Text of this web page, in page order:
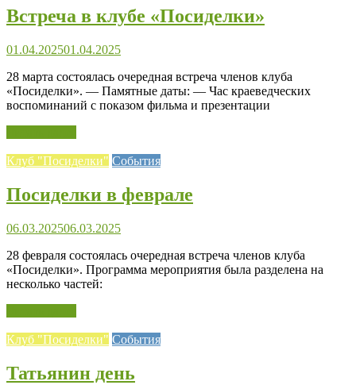
Встреча в клубе «Посиделки»
01.04.202501.04.2025
28 марта состоялась очередная встреча членов клуба
«Посиделки». — Памятные даты: — Час краеведческих
воспоминаний с показом фильма и презентации
Клуб "Посиделки" События
Посиделки в феврале
06.03.202506.03.2025
28 февраля состоялась очередная встреча членов клуба
«Посиделки». Программа мероприятия была разделена на
несколько частей:
Клуб "Посиделки" События
Татьянин день